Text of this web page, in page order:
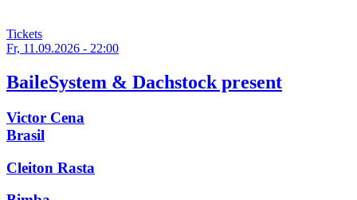
Tickets
Fr, 11.09.2026 - 22:00
BaileSystem & Dachstock present
Victor Cena
Brasil
Cleiton Rasta